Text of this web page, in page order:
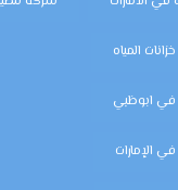
المياه
ابوظبي
الإمارات